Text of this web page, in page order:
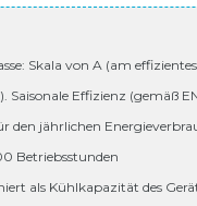
Skala von A (am
Saisonale Effizienz (gemäß
den jährlichen
Betriebsstunden
als Kühlkapazität des